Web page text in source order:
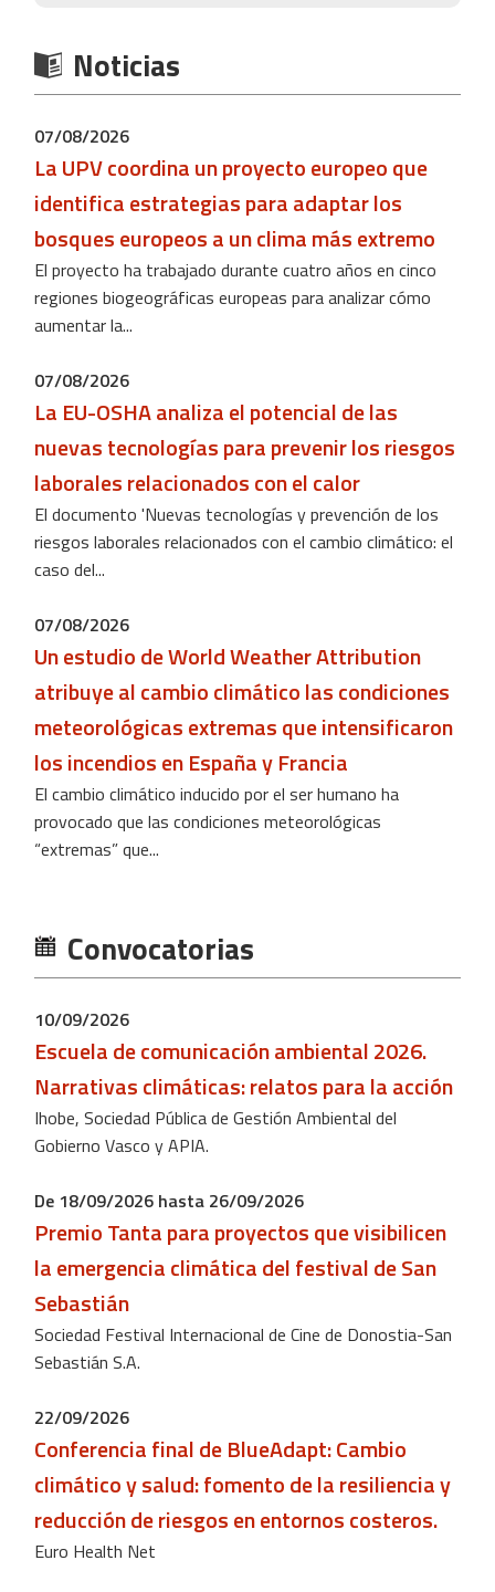
Noticias
07/08/2026
La UPV coordina un proyecto europeo que
identifica estrategias para adaptar los
bosques europeos a un clima más extremo
El proyecto ha trabajado durante cuatro años en cinco
regiones biogeográficas europeas para analizar cómo
aumentar la...
07/08/2026
La EU-OSHA analiza el potencial de las
nuevas tecnologías para prevenir los riesgos
laborales relacionados con el calor
El documento 'Nuevas tecnologías y prevención de los
riesgos laborales relacionados con el cambio climático: el
caso del...
07/08/2026
Un estudio de World Weather Attribution
atribuye al cambio climático las condiciones
meteorológicas extremas que intensificaron
los incendios en España y Francia
El cambio climático inducido por el ser humano ha
provocado que las condiciones meteorológicas
“extremas” que...
Convocatorias
10/09/2026
Escuela de comunicación ambiental 2026.
Narrativas climáticas: relatos para la acción
Ihobe, Sociedad Pública de Gestión Ambiental del
Gobierno Vasco y APIA.
De 18/09/2026 hasta 26/09/2026
Premio Tanta para proyectos que visibilicen
la emergencia climática del festival de San
Sebastián
Sociedad Festival Internacional de Cine de Donostia-San
Sebastián S.A.
22/09/2026
Conferencia final de BlueAdapt: ​​Cambio
climático y salud: fomento de la resiliencia y
reducción de riesgos en entornos costeros.
Euro Health Net